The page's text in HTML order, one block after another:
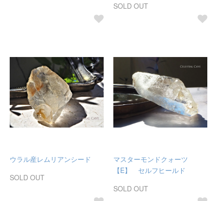
SOLD OUT
ウラル産レムリアンシード
SOLD OUT
マスターモンドクォーツ
【E】 セルフヒールド
SOLD OUT